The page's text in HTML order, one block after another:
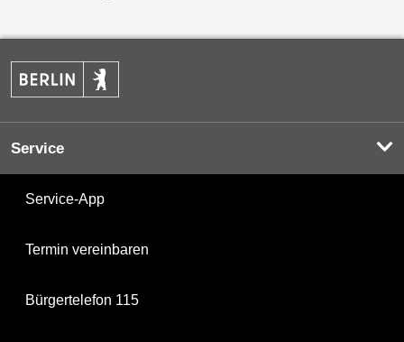
Service
Service-App
Termin vereinbaren
Bürgertelefon 115